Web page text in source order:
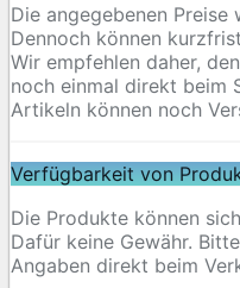
Die angegebenen
Dennoch können
Wir empfehlen daher,
noch einmal direkt beim
Artikeln können noch
Verfügbarkeit von
Die Produkte können
Dafür keine Gewähr.
Angaben direkt beim